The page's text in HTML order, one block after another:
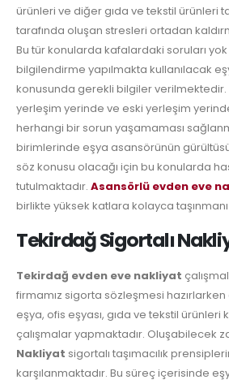
ürünleri ve diğer gıda ve tekstil ürünleri
tarafında oluşan stresleri ortadan
Bu tür konularda kafalardaki soruları
bilgilendirme yapılmakta kullanılacak
konusunda gerekli bilgiler verilmektedir.
yerleşim yerinde ve eski yerleşim
herhangi bir sorun yaşamaması
birimlerinde eşya asansörünün
söz konusu olacağı için bu konularda
tutulmaktadır. Asansörlü evden eve
birlikte yüksek katlara kolayca
Tekirdağ Sigortalı
Tekirdağ evden eve nakliyat
firmamız sigorta sözleşmesi hazırlarken
eşya, ofis eşyası, gıda ve tekstil ürünleri
çalışmalar yapmaktadır. Oluşabilecek
Nakliyat sigortalı taşımacılık
karşılanmaktadır. Bu süreç içerisinde